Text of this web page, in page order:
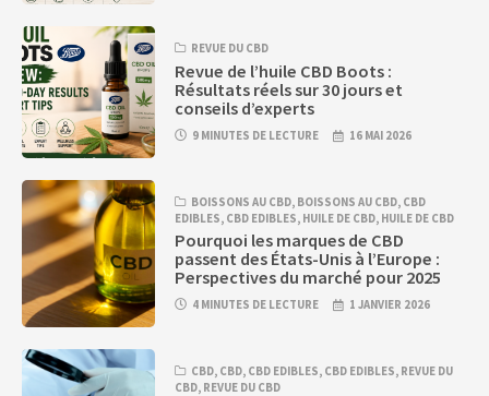
REVUE DU CBD
Revue de l’huile CBD Boots :
Résultats réels sur 30 jours et
conseils d’experts
9 MINUTES DE LECTURE 16 MAI 2026
BOISSONS AU CBD, BOISSONS AU CBD, CBD
EDIBLES, CBD EDIBLES, HUILE DE CBD, HUILE DE CBD
Pourquoi les marques de CBD
passent des États-Unis à l’Europe :
Perspectives du marché pour 2025
4 MINUTES DE LECTURE 1 JANVIER 2026
CBD, CBD, CBD EDIBLES, CBD EDIBLES, REVUE DU
CBD, REVUE DU CBD